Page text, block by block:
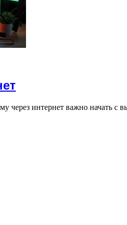
через интернет важно начать